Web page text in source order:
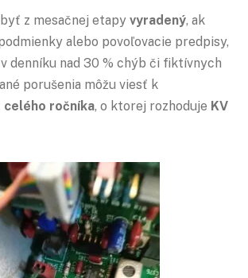
z mesačnej etapy vyradený, ak
alebo povoľovacie predpisy,
denníku nad 30 % chýb či fiktívnych
porušenia môžu viesť k
ročníka, o ktorej rozhoduje KV